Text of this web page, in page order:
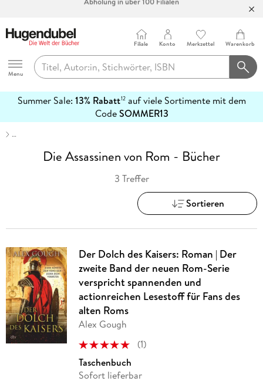
100 Tage Rückgaberecht***
Abholung in über 100 Filialen
Hugendubel
Menu
Filiale Konto Merkzettel Warenkorb
Summer Sale: 13% Rabatt12auf viele Sortimente mit dem
CodeSOMMER13
erfahren
…
Die Assassinen von Rom - Bücher
3 Treffer
Sortieren
Der Dolch des Kaisers: Roman | Der
zweite Band der neuen Rom-Serie
verspricht spannenden und
actionreichen Lesestoff für Fans des
alten Roms
Alex Gough
(1)
Taschenbuch
Sofort lieferbar